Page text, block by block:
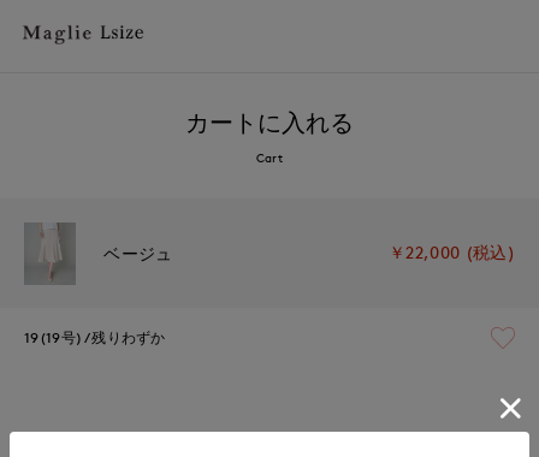
カートに入れる
Cart
ベージュ ￥22,000 (税込)
19(19号) 残りわずか